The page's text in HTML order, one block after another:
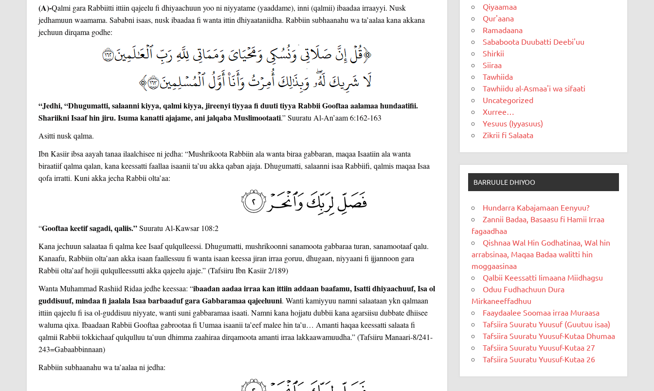
(A)-Qalmi gara Rabbiitti ittiin qajeelu fi dhiyaachuun yoo ni niyyatame (yaaddame), inni (qalmii) ibaadaa irraayyi. Nusk
jedhamuun waamama. Sababni isaas, nusk ibaadaa fi wanta ittin dhiyaataniidha. Rabbiin subhaanahu wa ta’aalaa kana akkana
jechuun dirqama godhe:
“Jedhi, “Dhugumatti, salaanni kiyya, qalmi kiyya, jireenyi tiyyaa fi duuti tiyya Rabbii Gooftaa aalamaa hundaatifii.
Shariikni Isaaf hin jiru. Isuma kanatti ajajame, ani jalqaba Muslimootaati.” Suuratu Al-An’aam 6:162-163
Asitti nusk qalma.
Ibn Kasiir ibsa aayah tanaa ilaalchisee ni jedha: “Mushrikoota Rabbiin ala wanta biraa gabbaran, maqaa Isaatiin ala wanta
biraatiif qalma qalan, kana keessatti faallaa isaanii ta’uu akka qaban ajaja. Dhugumatti, salaanni isaa Rabbiifi, qalmis maqaa Isaa
qofa irratti. Kuni akka jecha Rabbii olta’aa:
“Gooftaa keetif sagadi, qaliis.”Suuratu Al-Kawsar 108:2
Kana jechuun salaataa fi qalma kee Isaaf qulqulleessi. Dhugumatti, mushrikoonni sanamoota gabbaraa turan, sanamootaaf qalu.
Kanaafu, Rabbiin olta’aan akka isaan faallessuu fi wanta isaan keessa jiran irraa goruu, dhugaan, niyyaani fi ijjannoon gara
Rabbii olta’aaf hojii qulqulleessutti akka qajeelu ajaje.” (Tafsiiru Ibn Kasiir 2/189)
Wanta Muhammad Rashiid Ridaa jedhe keessaa: “ibaadan aadaa irraa kan ittiin addaan baafamu, Isatti dhiyaachuuf, Isa ol
guddisuuf, mindaa fi jaalala Isaa barbaaduf gara Gabbaramaa qajeeluuni. Wanti kamiyyuu namni salaataan ykn qalmaan
ittiin qajeelu fi isa ol-guddisuu niyyate, wanti suni gabbaramaa isaati. Namni kana hojjatu dubbii kana agarsiisu dubbate dhiisee
waluma qixa. Ibaadaan Rabbii Gooftaa gabrootaa fi Uumaa isaanii ta’eef malee hin ta’u… Amanti haqaa keessatti salaata fi
qalmii Rabbii tokkichaaf qulqulluu ta’uun dhimma zaahiraa dirqamoota amanti irraa lakkaawamuudha.” (Tafsiiru Manaari-8/241-
243=Gabaabbinnaan)
Rabbiin subhaanahu wa ta’aalaa ni jedha:
Qiyaamaa
Qur'aana
Ramadaana
Sababoota Duubatti Deebi'uu
Shirkii
Siiraa
Tawhiida
Tawhiidu al-Asmaa'i wa sifaati
Uncategorized
Xurree…
Yesuus (Iyyasuus)
Zikrii fi Salaata
BARRUULE DHIYOO
Hundarra Kabajamaan Eenyuu?
Zannii Badaa, Basaasu fi Hamii Irraa
fagaadhaa
Qishnaa Wal Hin Godhatinaa, Wal hin
arrabsinaa, Maqaa Badaa walitti hin
moggaasinaa
Qalbii Keessatti Iimaana Miidhagsu
Oduu Fudhachuun Dura
Mirkaneeffadhuu
Faaydaalee Soomaa irraa Muraasa
Tafsiira Suuratu Yuusuf (Guutuu isaa)
Tafsiira Suuratu Yuusuf-Kutaa Dhumaa
Tafsiira Suuratu Yuusuf-Kutaa 27
Tafsiira Suuratu Yuusuf-Kutaa 26